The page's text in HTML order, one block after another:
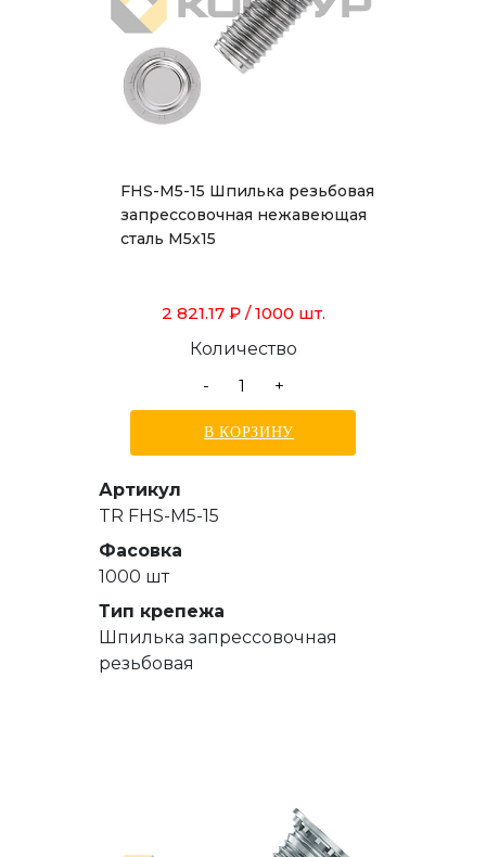
FHS-M5-15 Шпилька резьбовая
запрессовочная нежавеющая
сталь М5х15
2 821.17 ₽ / 1000 шт.
Количество
-
+
В КОРЗИНУ
Артикул
TR FHS-M5-15
Фасовка
1000 шт
Тип крепежа
Шпилька запрессовочная
резьбовая